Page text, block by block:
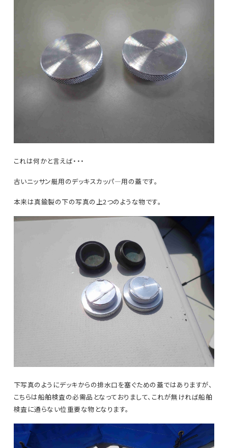
これは何かと言えば・・・
古いニッサン艇用のデッキスカッパ―用の蓋です。
本来は真鍮製の下の写真の上2つのような物です。
下写真のようにデッキからの排水口を塞ぐための蓋ではありますが、
こちらは船舶検査の必需品となっておりまして、これが無ければ船舶
検査に通らない位重要な物となります。